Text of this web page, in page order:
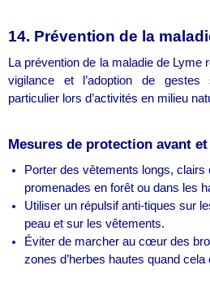
14. Prévention de la
La prévention de la maladie de Lyme
vigilance et l’adoption de
particulier lors d’activités en milieu
Mesures de protection avant
Porter des vêtements longs,
promenades en forêt ou dans les
Utiliser un répulsif anti-tiques sur
peau et sur les vêtements.
Éviter de marcher au cœur des
zones d’herbes hautes quand cela